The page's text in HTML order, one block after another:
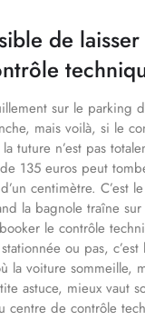
de
sur le parking
mais voilà, si le
tuture n’est pas
135 euros peut
centimètre. C’est
la bagnole traîne
le contrôle
ou pas, c’est
la voiture sommeille,
astuce, mieux vaut
de contrôle